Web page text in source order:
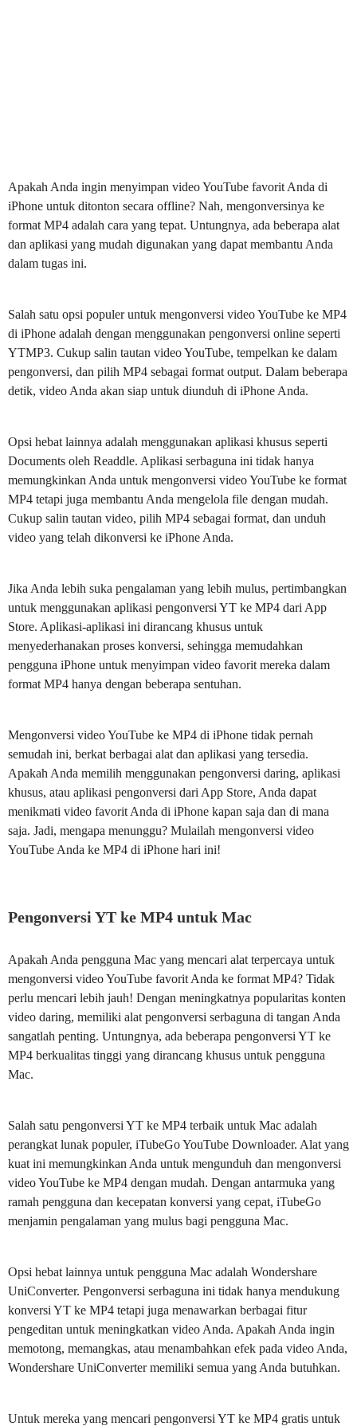
Apakah Anda ingin menyimpan video YouTube favorit Anda di
iPhone untuk ditonton secara offline? Nah, mengonversinya ke
format MP4 adalah cara yang tepat. Untungnya, ada beberapa alat
dan aplikasi yang mudah digunakan yang dapat membantu Anda
dalam tugas ini.
Salah satu opsi populer untuk mengonversi video YouTube ke MP4
di iPhone adalah dengan menggunakan pengonversi online seperti
YTMP3. Cukup salin tautan video YouTube, tempelkan ke dalam
pengonversi, dan pilih MP4 sebagai format output. Dalam beberapa
detik, video Anda akan siap untuk diunduh di iPhone Anda.
Opsi hebat lainnya adalah menggunakan aplikasi khusus seperti
Documents oleh Readdle. Aplikasi serbaguna ini tidak hanya
memungkinkan Anda untuk mengonversi video YouTube ke format
MP4 tetapi juga membantu Anda mengelola file dengan mudah.
Cukup salin tautan video, pilih MP4 sebagai format, dan unduh
video yang telah dikonversi ke iPhone Anda.
Jika Anda lebih suka pengalaman yang lebih mulus, pertimbangkan
untuk menggunakan aplikasi pengonversi YT ke MP4 dari App
Store. Aplikasi-aplikasi ini dirancang khusus untuk
menyederhanakan proses konversi, sehingga memudahkan
pengguna iPhone untuk menyimpan video favorit mereka dalam
format MP4 hanya dengan beberapa sentuhan.
Mengonversi video YouTube ke MP4 di iPhone tidak pernah
semudah ini, berkat berbagai alat dan aplikasi yang tersedia.
Apakah Anda memilih menggunakan pengonversi daring, aplikasi
khusus, atau aplikasi pengonversi dari App Store, Anda dapat
menikmati video favorit Anda di iPhone kapan saja dan di mana
saja. Jadi, mengapa menunggu? Mulailah mengonversi video
YouTube Anda ke MP4 di iPhone hari ini!
Pengonversi YT ke MP4 untuk Mac
Apakah Anda pengguna Mac yang mencari alat terpercaya untuk
mengonversi video YouTube favorit Anda ke format MP4? Tidak
perlu mencari lebih jauh! Dengan meningkatnya popularitas konten
video daring, memiliki alat pengonversi serbaguna di tangan Anda
sangatlah penting. Untungnya, ada beberapa pengonversi YT ke
MP4 berkualitas tinggi yang dirancang khusus untuk pengguna
Mac.
Salah satu pengonversi YT ke MP4 terbaik untuk Mac adalah
perangkat lunak populer, iTubeGo YouTube Downloader. Alat yang
kuat ini memungkinkan Anda untuk mengunduh dan mengonversi
video YouTube ke MP4 dengan mudah. Dengan antarmuka yang
ramah pengguna dan kecepatan konversi yang cepat, iTubeGo
menjamin pengalaman yang mulus bagi pengguna Mac.
Opsi hebat lainnya untuk pengguna Mac adalah Wondershare
UniConverter. Pengonversi serbaguna ini tidak hanya mendukung
konversi YT ke MP4 tetapi juga menawarkan berbagai fitur
pengeditan untuk meningkatkan video Anda. Apakah Anda ingin
memotong, memangkas, atau menambahkan efek pada video Anda,
Wondershare UniConverter memiliki semua yang Anda butuhkan.
Untuk mereka yang mencari pengonversi YT ke MP4 gratis untuk